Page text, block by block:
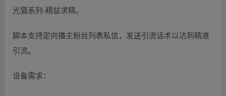
光猫系列-精益求精。
脚本支持定向播主粉丝列表私信，发送引流话术以达到精准
引流。
设备需求：